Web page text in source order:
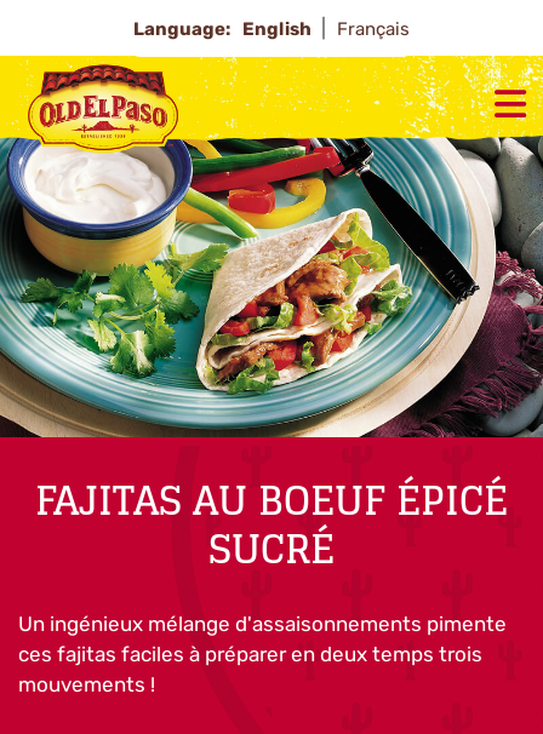
Language: English Français
FAJITAS AU BOEUF ÉPICÉ
SUCRÉ
Un ingénieux mélange d'assaisonnements pimente
ces fajitas faciles à préparer en deux temps trois
mouvements !